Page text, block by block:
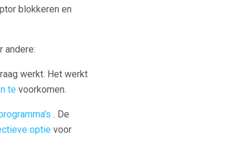
blokkeren en
andere:
werkt. Het werkt
te voorkomen.
. De
optie voor